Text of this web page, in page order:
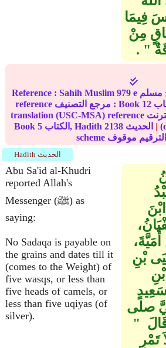
فِيمَا
مِنْ
‏"‏ ‏.‏
Reference : Sahih Muslim 979 e مسلم
reference مرجع التصنيف : Book 12
translation (USC-MSA) reference مرجع الترجمة على الإنترنت :
Book 5 الكتاب, Hadith 2138 |
Hadith الحديث
Abu Sa'id al-Khudri
reported Allah's
Messenger (ﷺ) as
saying:
No Sadaqa is payable on
the grains and dates till it
(comes to the Weight) of
five wasqs, or less than
five heads of camels, or
less than five uqiyas (of
silver).
بْنِ
صلى
"‏